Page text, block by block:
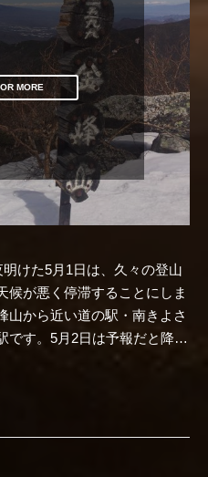
MORE
けた5月1日は、久々の登山
候が悪く停滞することにしま
山から近い道の駅・南きよさ
です。5月2日は予報だと降…